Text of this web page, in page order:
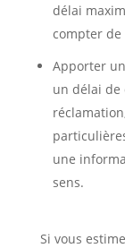
délai
compter de
Apporter
un délai de
une
sens.
Si vous